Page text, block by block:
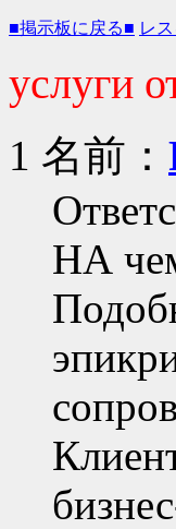
■掲示板に戻る■ レ
услуги
1 名前：
НА